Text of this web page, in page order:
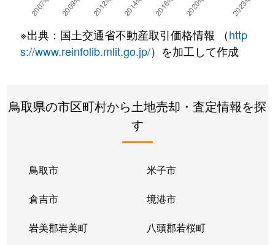
※出典：国土交通省不動産取引価格情報 （http
s://www.reinfolib.mlit.go.jp/）を加工して作成
鳥取県の市区町村から土地売却・査定情報を探
す
鳥取市 米子市
倉吉市 境港市
岩美郡岩美町 八頭郡若桜町